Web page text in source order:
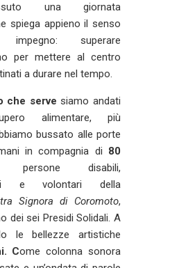
una giornata
spiega appieno il senso
superare
per mettere al centro
a durare nel tempo.
che servesiamo andati
alimentare, più
bussato alle porte
in compagnia di 80
disabili,
e volontari della
Signora di Coromoto,
dei sei Presidi Solidali. A
le bellezze artistiche
Come colonna sonora